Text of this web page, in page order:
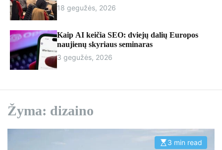
18 gegužės, 2026
Kaip AI keičia SEO: dviejų dalių Europos
naujienų skyriaus seminaras
3 gegužės, 2026
Žyma: dizaino
E
3 min read